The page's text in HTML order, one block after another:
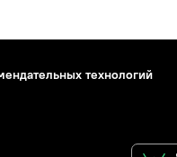
технологий